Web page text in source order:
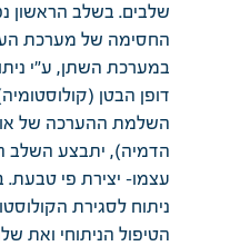
שלבים. בשלב הראשון
החסימה של מערכת
במערכת השתן, ע"י
השלמת ההערכה של
הדמיה), יתבצע השלב
עצמו- יצירת פי
ניתוח לסגירת
הטיפול הניתוחי ואת